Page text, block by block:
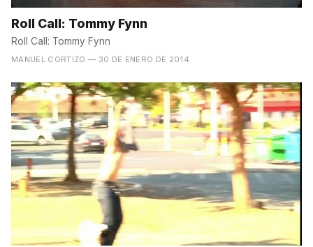
Roll Call: Tommy Fynn
Roll Call: Tommy Fynn
MANUEL CORTIZO — 30 DE ENERO DE 2014